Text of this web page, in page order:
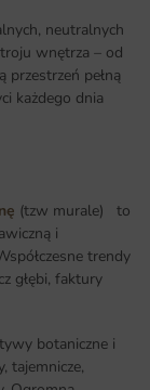
neutralnych
wnętrza – od
pełną
każdego dnia
(tzw murale) to
i
trendy
głębi, faktury
botaniczne i
tajemnicze,